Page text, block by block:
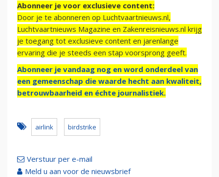
Abonneer je voor exclusieve content:
Door je te abonneren op Luchtvaartnieuws.nl,
Luchtvaartnieuws Magazine en Zakenreisnieuws.nl krijg
je toegang tot exclusieve content en jarenlange
ervaring die je steeds een stap voorsprong geeft.
Abonneer je vandaag nog en word onderdeel van
een gemeenschap die waarde hecht aan kwaliteit,
betrouwbaarheid en échte journalistiek.
airlink birdstrike
Verstuur per e-mail
Meld u aan voor de nieuwsbrief